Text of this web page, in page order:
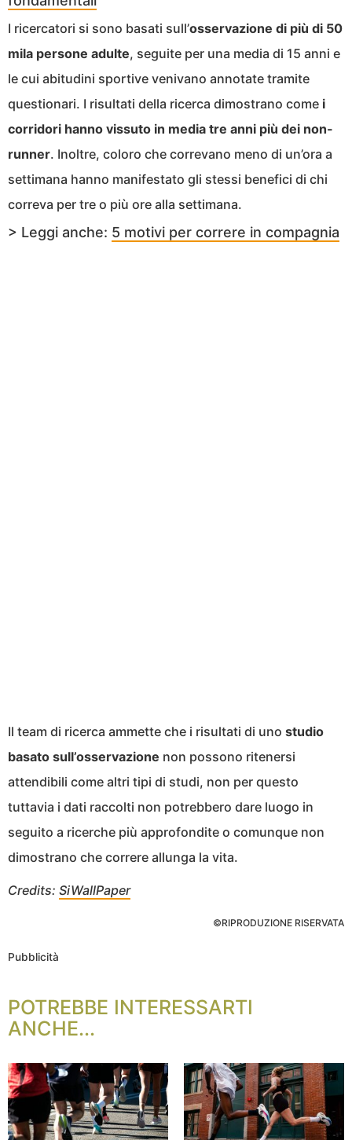
I ricercatori si sono basati sull’osservazione di più di 50
mila persone adulte, seguite per una media di 15 anni e
le cui abitudini sportive venivano annotate tramite
questionari. I risultati della ricerca dimostrano come i
corridori hanno vissuto in media tre anni più dei non-
runner. Inoltre, coloro che correvano meno di un’ora a
settimana hanno manifestato gli stessi benefici di chi
correva per tre o più ore alla settimana.
> Leggi anche: 5 motivi per correre in compagnia
Il team di ricerca ammette che i risultati di uno studio
basato sull’osservazione non possono ritenersi
attendibili come altri tipi di studi, non per questo
tuttavia i dati raccolti non potrebbero dare luogo in
seguito a ricerche più approfondite o comunque non
dimostrano che correre allunga la vita.
Credits: SiWallPaper
©RIPRODUZIONE RISERVATA
Pubblicità
POTREBBE INTERESSARTI
ANCHE...